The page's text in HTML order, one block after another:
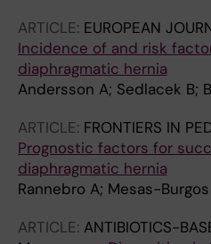
ARTICLE: EUROPEAN
Incidence of and risk
diaphragmatic hernia
Andersson A; Sedlacek B;
ARTICLE: FRONTIERS IN
Prognostic factors for
diaphragmatic hernia
Rannebro A; Mesas-
ARTICLE: ANTIBIOTICS-